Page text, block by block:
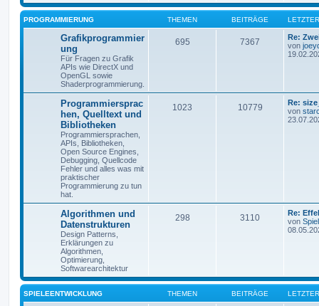
PROGRAMMIERUNG THEMEN BEITRÄGE
Grafikprogrammier
ung
Für Fragen zu Grafik
APIs wie DirectX und
OpenGL sowie
Shaderprogrammierung.
695 7367
Re:
von
Programmiersprac
hen, Quelltext und
Bibliotheken
Programmiersprachen,
APIs, Bibliotheken,
Open Source Engines,
Debugging, Quellcode
Fehler und alles was mit
praktischer
Programmierung zu tun
hat.
1023 10779
Re:
von
Algorithmen und
Datenstrukturen
Design Patterns,
Erklärungen zu
Algorithmen,
Optimierung,
Softwarearchitektur
298 3110
Re:
von
SPIELEENTWICKLUNG THEMEN BEITRÄGE